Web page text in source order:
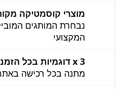
מוצרי קוסמטיקה
נבחרת המותגים
המקצועי
3 x דוגמיות בכל הזמנה
מתנה בכל רכישה